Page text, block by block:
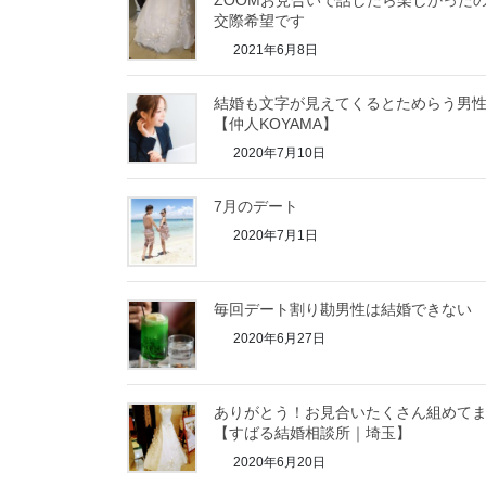
交際希望です
2021年6月8日
結婚も文字が見えてくるとためらう男性
【仲人KOYAMA】
2020年7月10日
7月のデート
2020年7月1日
毎回デート割り勘男性は結婚できない
2020年6月27日
ありがとう！お見合いたくさん組めて
【すばる結婚相談所｜埼玉】
2020年6月20日